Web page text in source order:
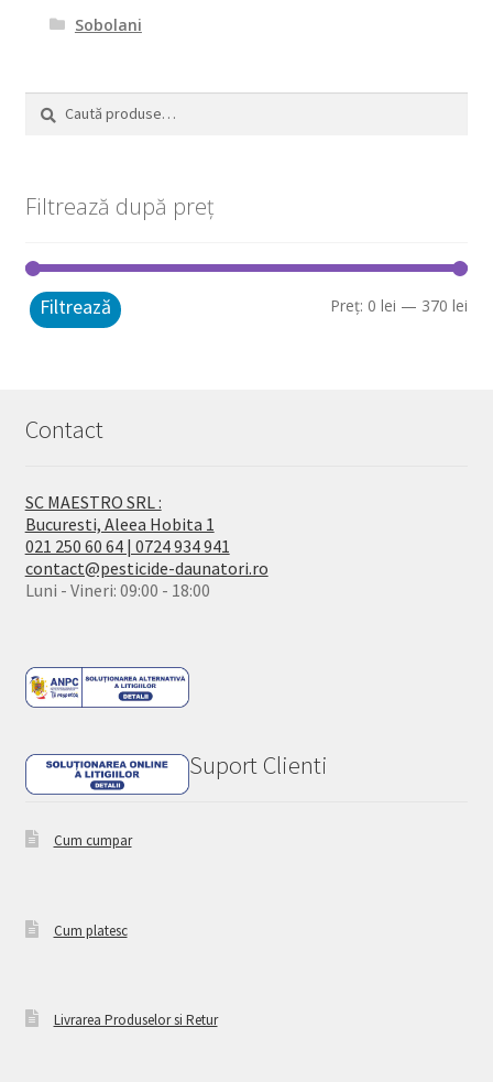
Sobolani
Caută
Caută
Filtrează după preț
Filtrează Preț: 0 lei — 370 lei
Contact
SC MAESTRO SRL :
Bucuresti, Aleea Hobita 1
021 250 60 64 | 0724 934 941
contact@pesticide-daunatori.ro
Luni - Vineri: 09:00 - 18:00
Suport Clienti
Cum cumpar
Cum platesc
Livrarea Produselor si Retur